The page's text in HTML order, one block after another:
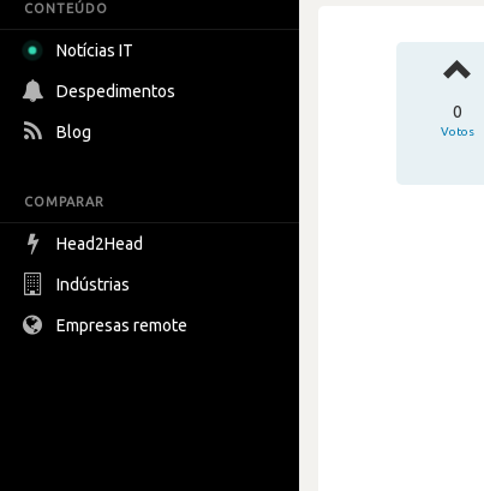
CONTEÚDO
Notícias IT
Despedimentos
Blog
COMPARAR
Head2Head
Indústrias
Empresas remote
0
Votos